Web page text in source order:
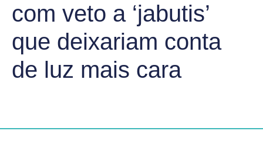
com veto a ‘jabutis’
que deixariam conta
de luz mais cara